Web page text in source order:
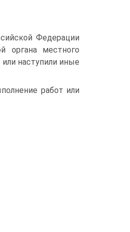
Федерации
органа местного
наступили иные
работ или